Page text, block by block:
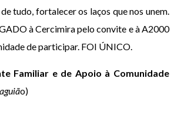
tudo, fortalecer os laços que nos unem.
à Cercimira pelo convite e à A2000
de participar. FOI ÚNICO.
Familiar e de Apoio à Comunidade
o)